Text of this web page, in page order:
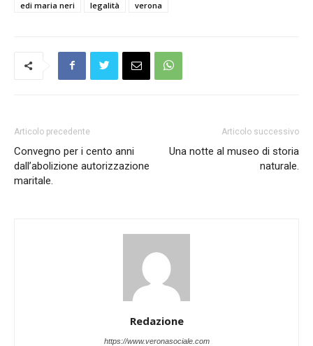
edi maria neri legalità verona
Articolo precedente
Convegno per i cento anni
dall’abolizione autorizzazione
maritale.
Articolo successivo
Una notte al museo di storia
naturale.
Redazione
https://www.veronasociale.com